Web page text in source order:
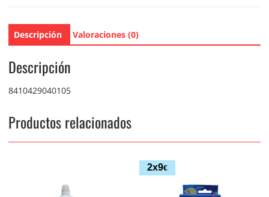
Descripción Valoraciones (0)
Descripción
8410429040105
Productos relacionados
2x9€